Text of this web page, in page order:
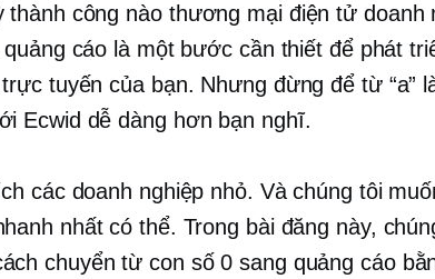
thành công nào thương mại điện tử doanh
cáo là một bước cần thiết để phát
tuyến của bạn. Nhưng đừng để từ “a”
Ecwid dễ dàng hơn bạn nghĩ.
các doanh nghiệp nhỏ. Và chúng tôi
nhất có thể. Trong bài đăng này,
chuyển từ con số 0 sang quảng cáo